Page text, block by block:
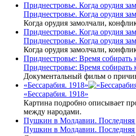
Приднестровье. Когда орудия
Приднестровье. Когда орудия
Когда орудия замолчали,
Приднестровье. Когда орудия
Приднестровье. Когда орудия
Когда орудия замолчали,
Приднестровье: Время собирать
Приднестровье: Время собирать
Документальный фильм о
«Бессарабия. 1918»
«Бессарабия. 1918»
Картина подробно описывает
между народами.
Пушкин в Молдавии. Последняя
Пушкин в Молдавии. Последняя